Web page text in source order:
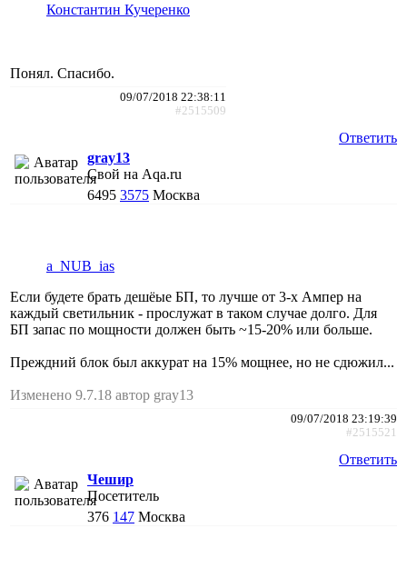
Константин Кучеренко
Понял. Спасибо.
09/07/2018 22:38:11
#2515509
Ответить
gray13
Свой на Aqa.ru
6495 3575 Москва
a_NUB_ias
Если будете брать дешёые БП, то лучше от 3-х Ампер на
каждый светильник - прослужат в таком случае долго. Для
БП запас по мощности должен быть ~15-20% или больше.
Преждний блок был аккурат на 15% мощнее, но не сдюжил...
Изменено 9.7.18 автор gray13
09/07/2018 23:19:39
#2515521
Ответить
Чешир
Посетитель
376 147 Москва